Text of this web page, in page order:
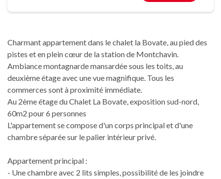
Charmant appartement dans le chalet la Bovate, au pied des
pistes et en plein cœur de la station de Montchavin.
Ambiance montagnarde mansardée sous les toits, au
deuxième étage avec une vue magnifique. Tous les
commerces sont à proximité immédiate.
Au 2ème étage du Chalet La Bovate, exposition sud-nord,
60m2 pour 6 personnes
L'appartement se compose d'un corps principal et d'une
chambre séparée sur le palier intérieur privé.
Appartement principal :
- Une chambre avec 2 lits simples, possibilité de les joindre